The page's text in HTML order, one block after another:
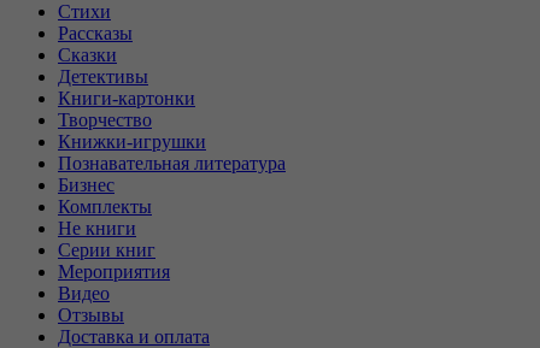
Стихи
Рассказы
Сказки
Детективы
Книги-картонки
Творчество
Книжки-игрушки
Познавательная литература
Бизнес
Комплекты
Не книги
Серии книг
Мероприятия
Видео
Отзывы
Доставка и оплата